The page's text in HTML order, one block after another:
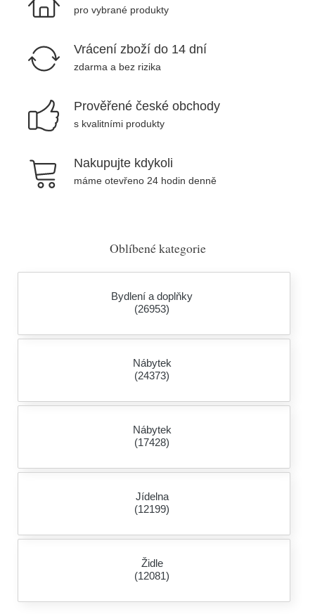
pro vybrané produkty
Vrácení zboží do 14 dní
zdarma a bez rizika
Prověřené české obchody
s kvalitními produkty
Nakupujte kdykoli
máme otevřeno 24 hodin denně
Oblíbené kategorie
Bydlení a doplňky
(26953)
Nábytek
(24373)
Nábytek
(17428)
Jídelna
(12199)
Židle
(12081)